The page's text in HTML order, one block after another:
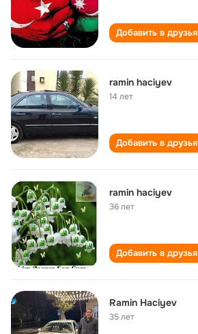
Добавить в друзья
ramin haciyev
14 лет
Добавить в друзья
ramin haciyev
36 лет
Добавить в друзья
Ramin Haciyev
35 лет